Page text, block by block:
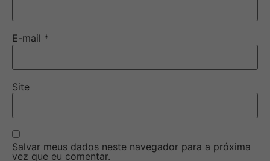
E-mail *
Site
Salvar meus dados neste navegador para a próxima
vez que eu comentar.